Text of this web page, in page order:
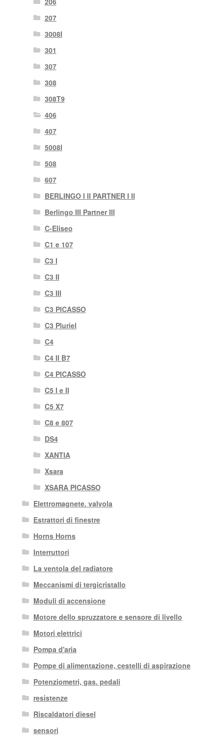
207
3008I
301
307
308
308T9
406
407
5008I
508
607
BERLINGO I II PARTNER I II
Berlingo III Partner III
C-Eliseo
C1 e 107
C3 I
C3 II
C3 III
C3 PICASSO
C3 Pluriel
C4
C4 II B7
C4 PICASSO
C5 I e II
C5 X7
C8 e 807
DS4
XANTIA
Xsara
XSARA PICASSO
Elettromagnete. valvola
Estrattori di finestre
Horns Horns
Interruttori
La ventola del radiatore
Meccanismi di tergicristallo
Moduli di accensione
Motore dello spruzzatore e sensore di livello
Motori elettrici
Pompa d'aria
Pompe di alimentazione, cestelli di aspirazione
Potenziometri, gas. pedali
resistenze
Riscaldatori diesel
sensori